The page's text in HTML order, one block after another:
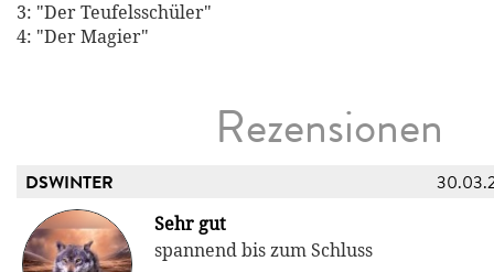
3: "Der Teufelsschüler"
4: "Der Magier"
Rezensionen
DSWINTER
Sehr gut
spannend bis zum Schluss